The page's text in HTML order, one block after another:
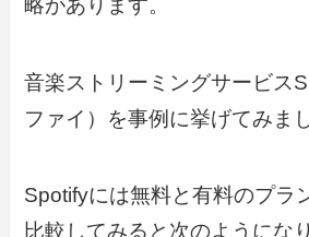
略があります。
音楽ストリーミングサービス
ファイ）を事例に挙げてみま
Spotifyには無料と有料のプラ
比較してみると次のようにな